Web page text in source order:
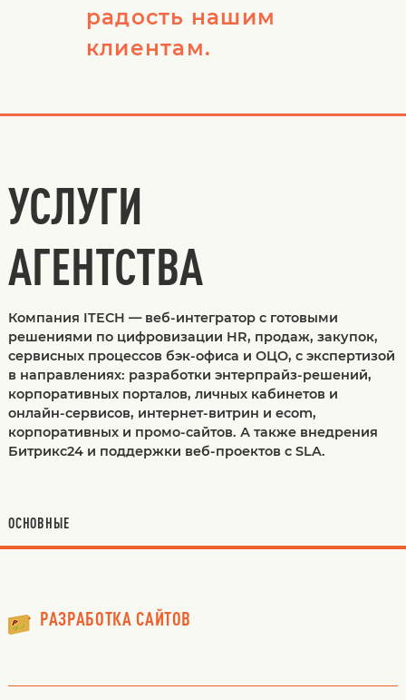
радость нашим
клиентам.
УСЛУГИ
АГЕНТСТВА
Компания ITECH — веб-интегратор с готовыми
решениями по цифровизации HR, продаж, закупок,
сервисных процессов бэк-офиса и ОЦО, с экспертизой
в направлениях: разработки энтерпрайз-решений,
корпоративных порталов, личных кабинетов и
онлайн-сервисов, интернет-витрин и ecom,
корпоративных и промо-сайтов. А также внедрения
Битрикс24 и поддержки веб-проектов с SLA.
ОСНОВНЫЕ
РАЗРАБОТКА САЙТОВ